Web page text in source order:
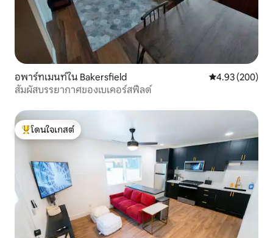
อพาร์ทเมนท์ใน Bakersfield คะแนนเฉลี่ย
4.93 (200)
สัมผัสบรรยากาศของเบเคอร์สฟีลด์
โดนใจเกสต์ที่สุด
โดนใจเกสต์